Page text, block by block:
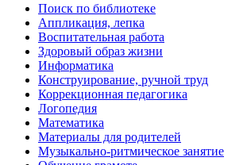
Поиск по библиотеке
Аппликация, лепка
Воспитательная работа
Здоровый образ жизни
Информатика
Конструирование, ручной труд
Коррекционная педагогика
Логопедия
Математика
Материалы для родителей
Музыкально-ритмическое занятие